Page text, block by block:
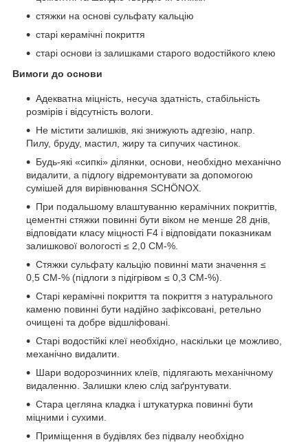
стяжки на основі сульфату кальцію
старі керамічні покриття
старі основи із залишками старого водостійкого клею
Вимоги до основи
Адекватна міцність, несуча здатність, стабільність
розмірів і відсутність вологи.
Не містити залишків, які знижують адгезію, напр.
Пилу, бруду, мастил, жиру та сипучих частинок.
Будь-які «сипкі» ділянки, основи, необхідно механічно
видалити, а підлогу відремонтувати за допомогою
сумішей для вирівнювання SCHÖNOX.
При подальшому влаштуванню керамічних покриттів,
цементні стяжки повинні бути віком не менше 28 днів,
відповідати класу міцності F4 і відповідати показникам
залишкової вологості ≤ 2,0 CM-%.
Стяжки сульфату кальцію повинні мати значення ≤
0,5 CM-% (підлоги з підігрівом ≤ 0,3 CM-%).
Старі керамічні покриття та покриття з натурального
каменю повинні бути надійно зафіксовані, ретельно
очищені та добре відшліфовані.
Старі водостійкі клеї необхідно, наскільки це можливо,
механічно видалити.
Шари водорозчинних клеїв, підлягають механічному
видаленню. Залишки клею слід заґрунтувати.
Стара цегляна кладка і штукатурка повинні бути
міцними і сухими.
Приміщення в будівлях без підвалу необхідно